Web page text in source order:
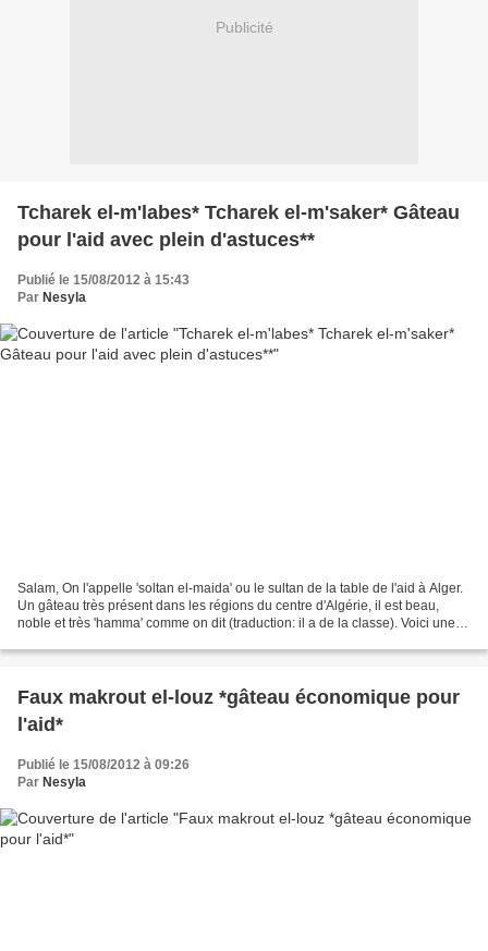
Publicité
Tcharek el-m'labes* Tcharek el-m'saker* Gâteau
pour l'aid avec plein d'astuces**
Publié le 15/08/2012 à 15:43
Par Nesyla
Salam, On l'appelle 'soltan el-maida' ou le sultan de la table de l'aid à Alger.
Un gâteau très présent dans les régions du centre d'Algérie, il est beau,
noble et très 'hamma' comme on dit (traduction: il a de la classe). Voici une
Faux makrout el-louz *gâteau économique pour
l'aid*
Publié le 15/08/2012 à 09:26
Par Nesyla